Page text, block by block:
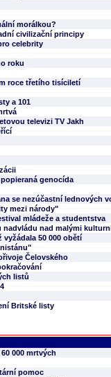
morálkou?
civilizační principy
celebrity
roku
roce třetího tisíciletí
a 101
televizi TV Jakh
genocída
se nezúčastní lednových
mezi národy"
mládeže a studentstva
nadvládu nad malými
50 000 obětí
Čelovského
listů
Britské listy
000 mrtvých
pomoc